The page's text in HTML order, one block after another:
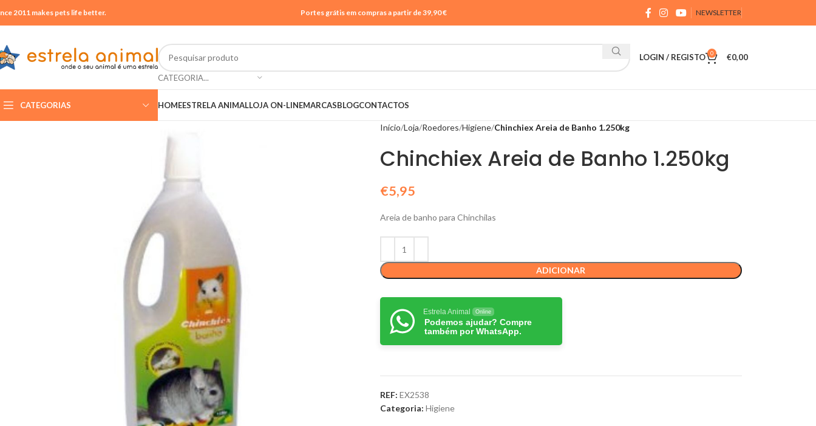
2011 makes pets life better. Portes grátis em compras a partir de 39,90 € NEWSLETTER
CATEGORIA...
LOGIN / REGISTO 0 €0,00
CATEGORIAS HOMEESTRELA ANIMALLOJA ON-LINEMARCASBLOGCONTACTOS
Início Loja Roedores Higiene Chinchiex Areia de Banho 1.250kg
Chinchiex Areia de Banho 1.250kg
€5,95
Areia de banho para Chinchilas
ADICIONAR
Estrela Animal Online
Podemos ajudar? Compre
também por WhatsApp.
REF: EX2538
Categoria: Higiene